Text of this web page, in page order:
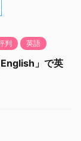
判 英語
」で英